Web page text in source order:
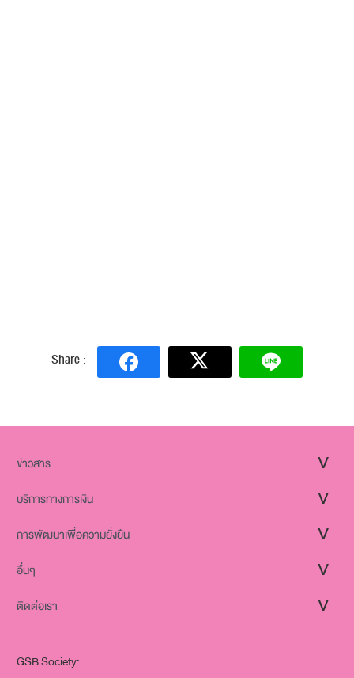
Share :
ข่าวสาร
บริการทางการเงิน
การพัฒนาเพื่อความยั่งยืน
อื่นๆ
ติดต่อเรา
GSB Society: